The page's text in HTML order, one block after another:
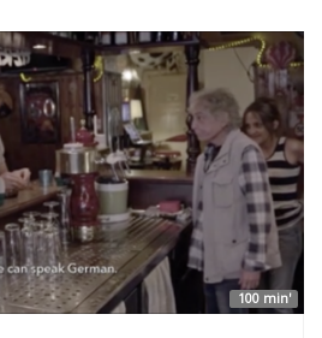
100 min'